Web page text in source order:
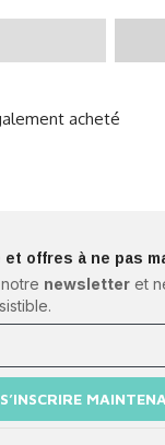
offres à ne pas
newsletter et
S’INSCRIRE